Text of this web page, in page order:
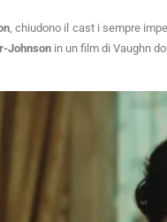
, chiudono il cast i sempre
Johnson in un film di Vaughn